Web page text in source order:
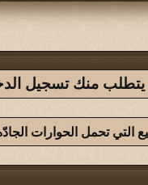
يتطلب منك تسجيل
التي تحمل الحوارات